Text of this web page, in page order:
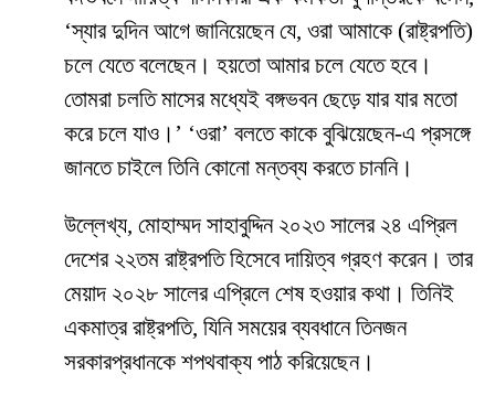
‘স্যার দুদিন আগে জানিয়েছেন যে, ওরা আমাকে (রাষ্ট্রপতি)
চলে যেতে বলেছেন। হয়তো আমার চলে যেতে হবে।
তোমরা চলতি মাসের মধ্যেই বঙ্গভবন ছেড়ে যার যার মতো
করে চলে যাও।’ ‘ওরা’ বলতে কাকে বুঝিয়েছেন-এ প্রসঙ্গে
জানতে চাইলে তিনি কোনো মন্তব্য করতে চাননি।
উল্লেখ্য, মোহাম্মদ সাহাবুদ্দিন ২০২৩ সালের ২৪ এপ্রিল
দেশের ২২তম রাষ্ট্রপতি হিসেবে দায়িত্ব গ্রহণ করেন। তার
মেয়াদ ২০২৮ সালের এপ্রিলে শেষ হওয়ার কথা। তিনিই
একমাত্র রাষ্ট্রপতি, যিনি সময়ের ব্যবধানে তিনজন
সরকারপ্রধানকে শপথবাক্য পাঠ করিয়েছেন।